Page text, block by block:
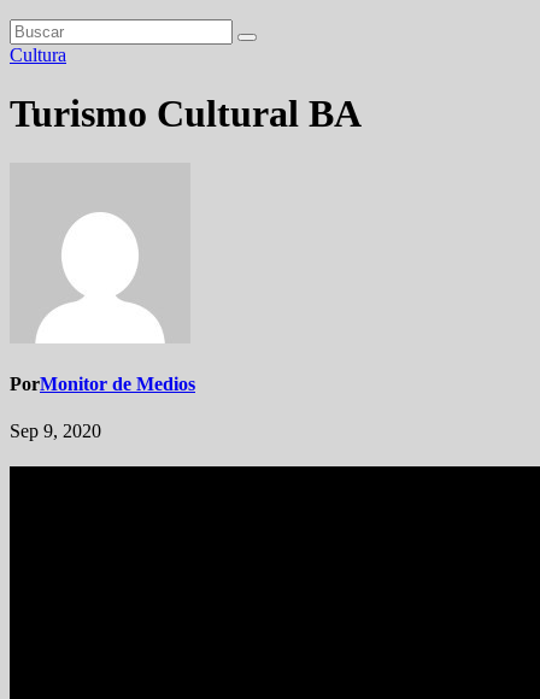
Cultura
Turismo Cultural BA
PorMonitor de Medios
Sep 9, 2020